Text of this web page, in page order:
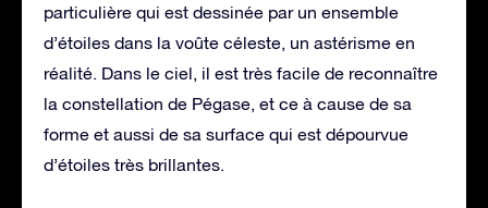
particulière qui est dessinée par un ensemble
d’étoiles dans la voûte céleste, un astérisme en
réalité. Dans le ciel, il est très facile de reconnaître
la constellation de Pégase, et ce à cause de sa
forme et aussi de sa surface qui est dépourvue
d’étoiles très brillantes.